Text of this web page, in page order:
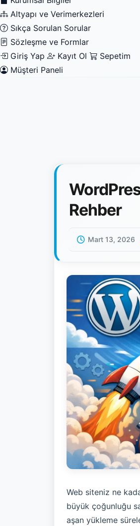
Altyapı ve Verimerkezleri
Sıkça Sorulan Sorular
Sözleşme ve Formlar
Giriş Yap
Kayıt Ol
Sepetim
Müşteri Paneli
Rehber
Mart 13, 2026
Web siteniz ne
büyük çoğunluğu
aşan yükleme